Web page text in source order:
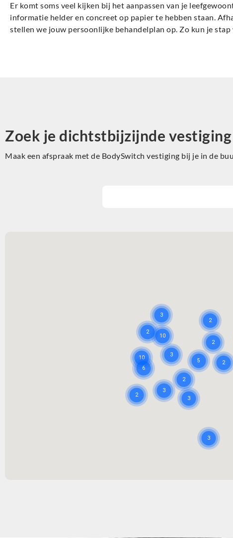
Er komt soms veel kijken bij het aanpassen van je
informatie helder en concreet op papier te hebben staan.
stellen we jouw persoonlijke behandelplan op. Zo kun je stap
Zoek je dichtstbijzijnde vestiging
Maak een afspraak met de BodySwitch vestiging bij je in de